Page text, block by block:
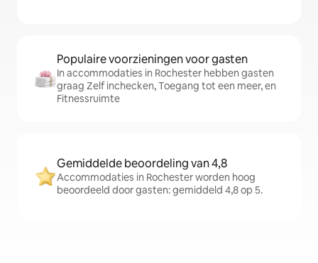
Populaire voorzieningen voor gasten
In accommodaties in Rochester hebben gasten
graag Zelf inchecken, Toegang tot een meer, en
Fitnessruimte
Gemiddelde beoordeling van 4,8
Accommodaties in Rochester worden hoog
beoordeeld door gasten: gemiddeld 4,8 op 5.